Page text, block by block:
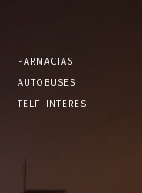
FARMACIAS
AUTOBUSES
TELF. INTERES